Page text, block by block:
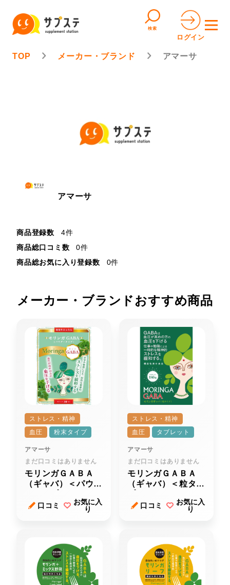
検索
ログイン
TOP メーカー・ブランド アマーサ
アマーサ
商品登録数
4件
商品総口コミ数
0件
商品総お気に入り登録数
0件
メーカー・ブランドおすすめ商品
ストレス・精神
血圧
粉末タイプ
アマーサ
まだ口コミはありません
モリンガＧＡＢＡ
（ギャバ）＜パウダ
口コミ
お気に入
り
ストレス・精神
血圧
タブレット
アマーサ
まだ口コミはありません
モリンガＧＡＢＡ
（ギャバ）＜粒タイ
口コミ
お気に入
り